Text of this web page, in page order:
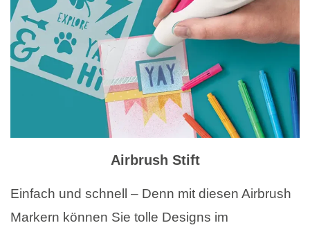
Airbrush Stift
Einfach und schnell – Denn mit diesen Airbrush
Markern können Sie tolle Designs im